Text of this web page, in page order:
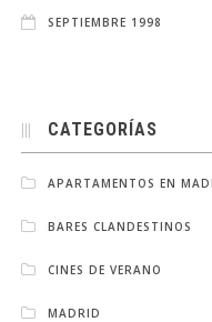
SEPTIEMBRE 1998
CATEGORÍAS
APARTAMENTOS EN
BARES CLANDESTINOS
CINES DE VERANO
MADRID